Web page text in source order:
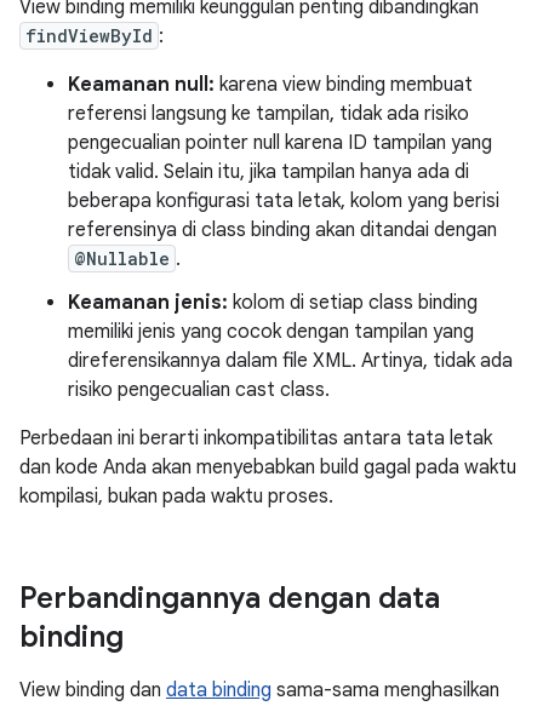
View binding memiliki keunggulan penting dibandingkan
findViewById :
Keamanan null: karena view binding membuat
referensi langsung ke tampilan, tidak ada risiko
pengecualian pointer null karena ID tampilan yang
tidak valid. Selain itu, jika tampilan hanya ada di
beberapa konfigurasi tata letak, kolom yang berisi
referensinya di class binding akan ditandai dengan
@Nullable .
Keamanan jenis: kolom di setiap class binding
memiliki jenis yang cocok dengan tampilan yang
direferensikannya dalam file XML. Artinya, tidak ada
risiko pengecualian cast class.
Perbedaan ini berarti inkompatibilitas antara tata letak
dan kode Anda akan menyebabkan build gagal pada waktu
kompilasi, bukan pada waktu proses.
Perbandingannya dengan data
binding
View binding dan data binding sama-sama menghasilkan